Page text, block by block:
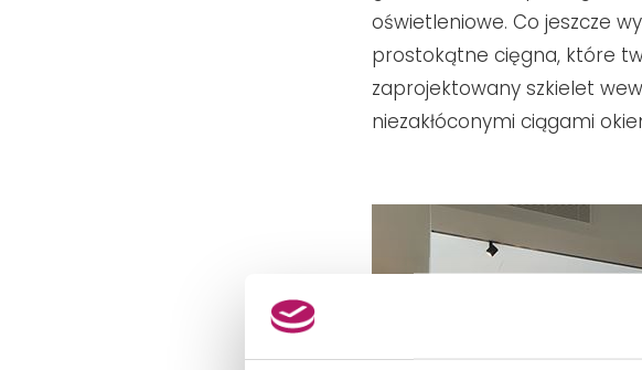
oświetleniowe. Co jeszcze
prostokątne cięgna, które
zaprojektowany szkielet
niezakłóconymi ciągami